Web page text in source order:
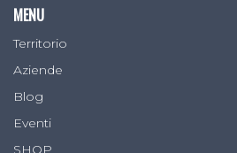
MENU
Territorio
Aziende
Blog
Eventi
SHOP